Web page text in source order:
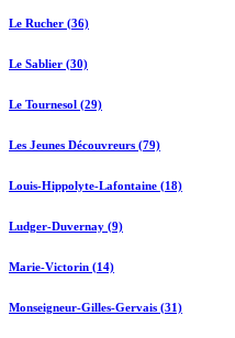
Le Rucher (36)
Le Sablier (30)
Le Tournesol (29)
Les Jeunes Découvreurs (79)
Louis-Hippolyte-Lafontaine (18)
Ludger-Duvernay (9)
Marie-Victorin (14)
Monseigneur-Gilles-Gervais (31)